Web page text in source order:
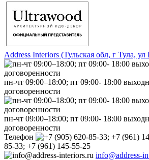
Address Interiors (Тульская обл, г Тула,
пн-чт 09:00–18:00; пт 09:00- 18:00
договоренности
пн-чт 09:00–18:00; пт 09:00- 18:00
договоренности
Телефон
85-33; +7 (961) 145-55-25
info@address-